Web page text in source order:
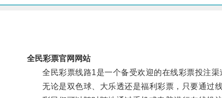
全民彩票官网网站
全民彩票线路1是一个备受欢迎的在线彩票投注渠
无论是双色球、大乐透还是福利彩票，只要通过线